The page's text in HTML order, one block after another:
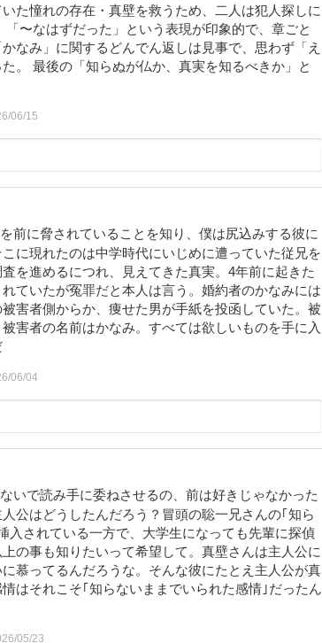
た憧れの存在・真壁を救うため、二人は犯人探しに
〜なはずだった」という表現が印象的で、章ごと
なみ」に関するどんでん返しは見事で、思わず「え
。 最後の「知らぬが仏か、真実を知るべきか」と
06/15
前に脅されていることを知り、僕は尻込みする彼に
に現れたのは中学時代にいじめに遭っていた従兄を
を進めるにつれ、見えてきた真実。4年前に起きた
ていたが冤罪だと本人は言う。婚約者のかなみには
害者側からか、痩せた男が手紙を投函していた。被
害者の名前はかなみ。すべては欲しいものを手に入
06/04
いで読み手に委ねさせるの、前は好きじゃなかった
公はどうしたんだろう？冒頭の聡一兄さんの｢知ら
入されている一方で、大学生になっても先輩に探偵
の事も知りたいって希望して。真壁さんは主人公に
慕ってるんだろうな。そんな彼にたとえ主人公が真
はそれこそ｢知らないままでいられた感情｣だったん
05/23